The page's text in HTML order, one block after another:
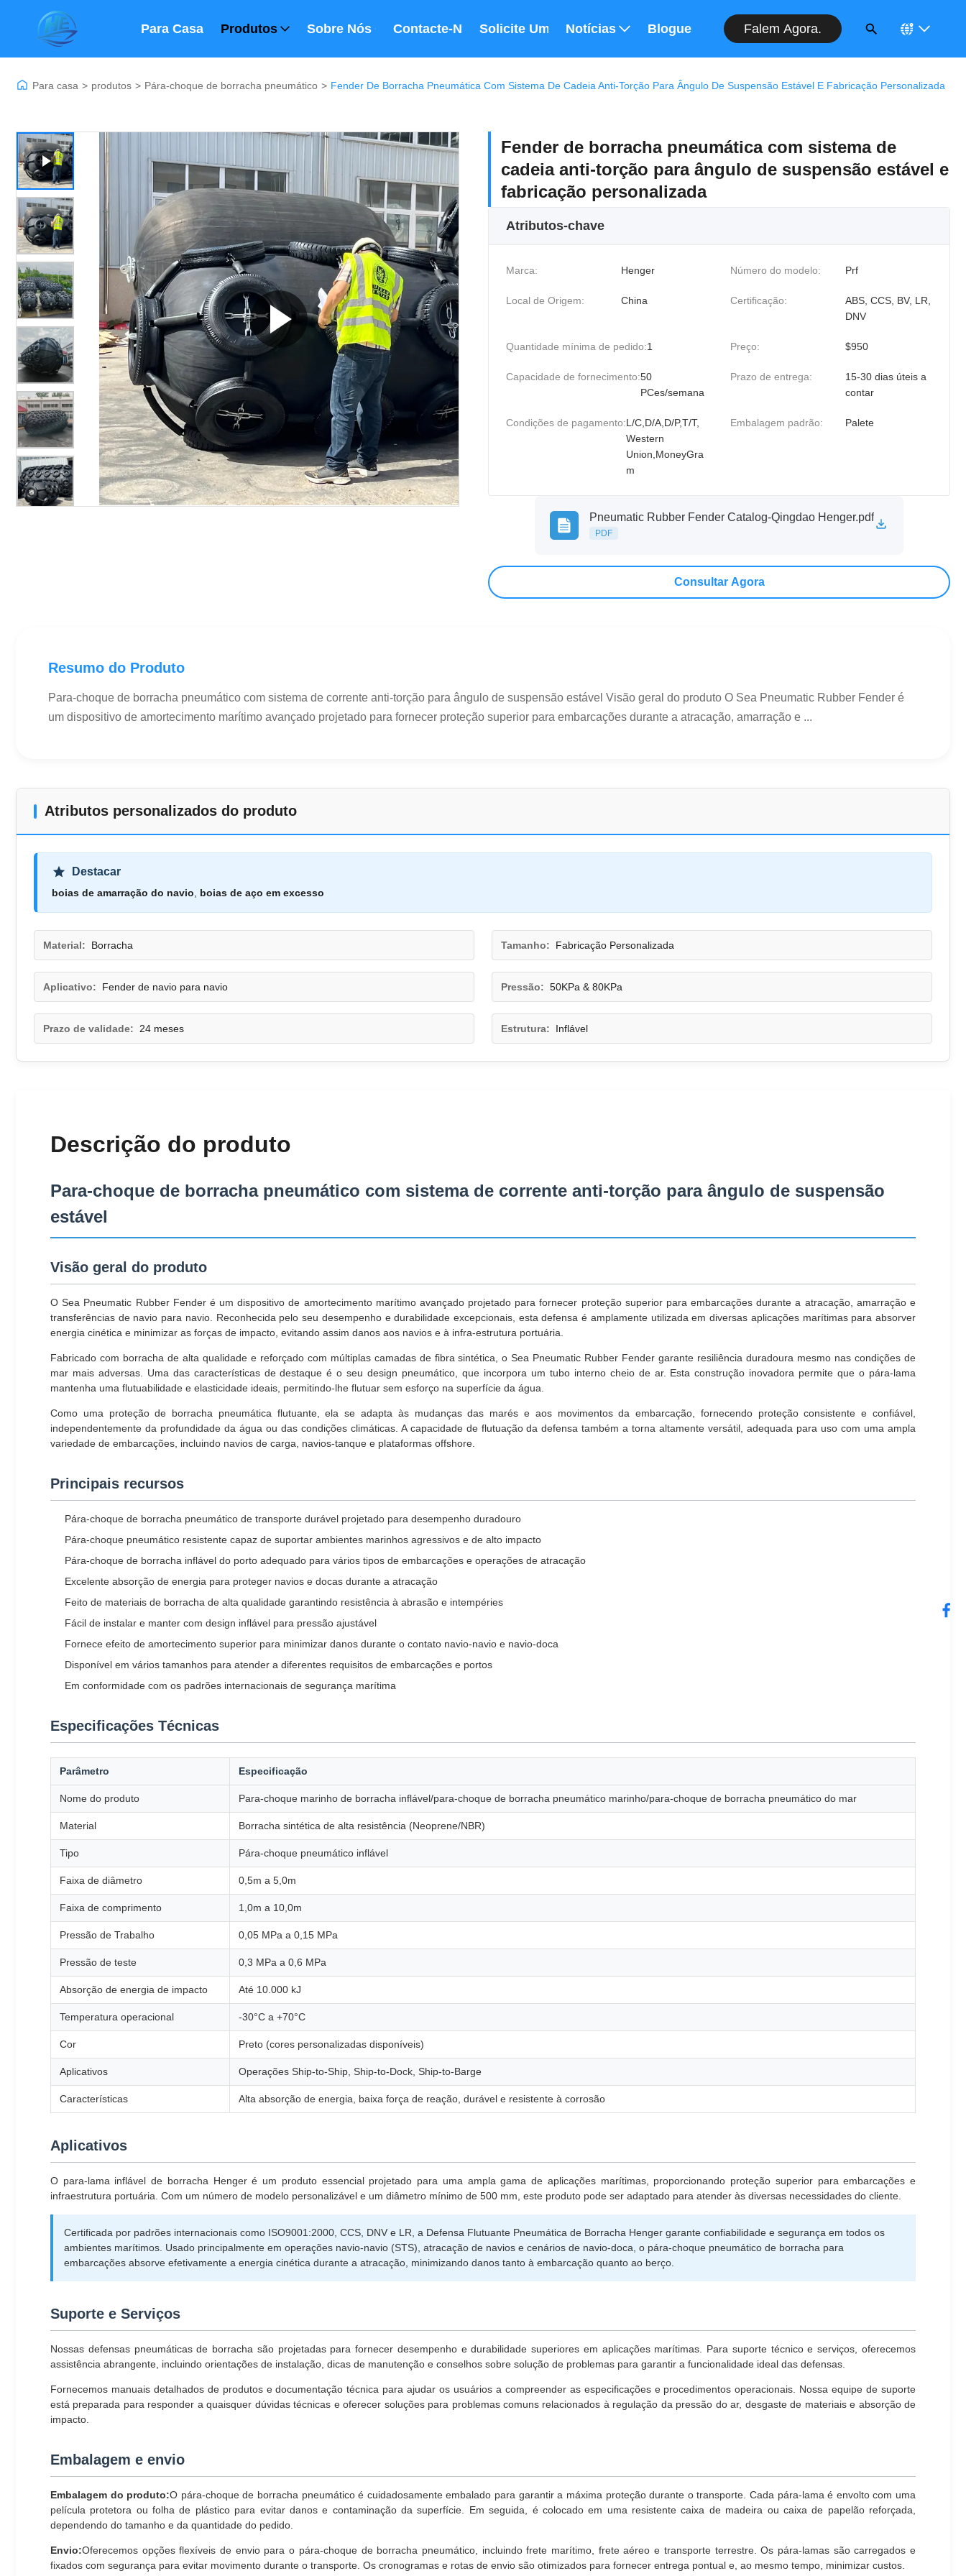
Para Casa Produtos Sobre Nós Contacte-Nos Solicite Um Orçamento
Notícias Blogue Falem Agora.
Para casa > produtos > Pára-choque de borracha pneumático > Fender De Borracha Pneumática Com Sistema De Cadeia Anti-Torção Para Ângulo De Suspensão Estável E Fabricação Personalizada
Fender de borracha pneumática com sistema de
cadeia anti-torção para ângulo de suspensão estável e
fabricação personalizada
Atributos-chave
Marca: Henger Número do modelo: Prf
Local de Origem: China Certificação:
ABS, CCS, BV, LR,
DNV
Quantidade mínima de pedido:1 Preço: $950
Capacidade de fornecimento:50
PCes/semana
Prazo de entrega:
15-30 dias úteis a
contar
Condições de pagamento:L/C,D/A,D/P,T/T,
Western
Union,MoneyGra
m
Embalagem padrão: Palete
Pneumatic Rubber Fender Catalog-Qingdao Henger.pdf
PDF
Consultar Agora
Resumo do Produto
Para-choque de borracha pneumático com sistema de corrente anti-torção para ângulo de suspensão estável Visão geral do produto O Sea Pneumatic Rubber Fender é
um dispositivo de amortecimento marítimo avançado projetado para fornecer proteção superior para embarcações durante a atracação, amarração e ...
Atributos personalizados do produto
Destacar
boias de amarração do navio boias de aço em excesso
Material: Borracha Tamanho: Fabricação Personalizada
Aplicativo: Fender de navio para navio Pressão: 50KPa & 80KPa
Prazo de validade: 24 meses Estrutura: Inflável
Descrição do produto
Para-choque de borracha pneumático com sistema de corrente anti-torção para ângulo de suspensão
estável
Visão geral do produto
O Sea Pneumatic Rubber Fender é um dispositivo de amortecimento marítimo avançado projetado para fornecer proteção superior para embarcações durante a atracação, amarração e
transferências de navio para navio. Reconhecida pelo seu desempenho e durabilidade excepcionais, esta defensa é amplamente utilizada em diversas aplicações marítimas para absorver
energia cinética e minimizar as forças de impacto, evitando assim danos aos navios e à infra-estrutura portuária.
Fabricado com borracha de alta qualidade e reforçado com múltiplas camadas de fibra sintética, o Sea Pneumatic Rubber Fender garante resiliência duradoura mesmo nas condições de
mar mais adversas. Uma das características de destaque é o seu design pneumático, que incorpora um tubo interno cheio de ar. Esta construção inovadora permite que o pára-lama
mantenha uma flutuabilidade e elasticidade ideais, permitindo-lhe flutuar sem esforço na superfície da água.
Como uma proteção de borracha pneumática flutuante, ela se adapta às mudanças das marés e aos movimentos da embarcação, fornecendo proteção consistente e confiável,
independentemente da profundidade da água ou das condições climáticas. A capacidade de flutuação da defensa também a torna altamente versátil, adequada para uso com uma ampla
variedade de embarcações, incluindo navios de carga, navios-tanque e plataformas offshore.
Principais recursos
Pára-choque de borracha pneumático de transporte durável projetado para desempenho duradouro
Pára-choque pneumático resistente capaz de suportar ambientes marinhos agressivos e de alto impacto
Pára-choque de borracha inflável do porto adequado para vários tipos de embarcações e operações de atracação
Excelente absorção de energia para proteger navios e docas durante a atracação
Feito de materiais de borracha de alta qualidade garantindo resistência à abrasão e intempéries
Fácil de instalar e manter com design inflável para pressão ajustável
Fornece efeito de amortecimento superior para minimizar danos durante o contato navio-navio e navio-doca
Disponível em vários tamanhos para atender a diferentes requisitos de embarcações e portos
Em conformidade com os padrões internacionais de segurança marítima
Especificações Técnicas
Parâmetro Especificação
Nome do produto Para-choque marinho de borracha inflável/para-choque de borracha pneumático marinho/para-choque de borracha pneumático do mar
Material Borracha sintética de alta resistência (Neoprene/NBR)
Tipo Pára-choque pneumático inflável
Faixa de diâmetro 0,5m a 5,0m
Faixa de comprimento 1,0m a 10,0m
Pressão de Trabalho 0,05 MPa a 0,15 MPa
Pressão de teste 0,3 MPa a 0,6 MPa
Absorção de energia de impacto Até 10.000 kJ
Temperatura operacional -30°C a +70°C
Cor Preto (cores personalizadas disponíveis)
Aplicativos Operações Ship-to-Ship, Ship-to-Dock, Ship-to-Barge
Características Alta absorção de energia, baixa força de reação, durável e resistente à corrosão
Aplicativos
O para-lama inflável de borracha Henger é um produto essencial projetado para uma ampla gama de aplicações marítimas, proporcionando proteção superior para embarcações e
infraestrutura portuária. Com um número de modelo personalizável e um diâmetro mínimo de 500 mm, este produto pode ser adaptado para atender às diversas necessidades do cliente.
Certificada por padrões internacionais como ISO9001:2000, CCS, DNV e LR, a Defensa Flutuante Pneumática de Borracha Henger garante confiabilidade e segurança em todos os
ambientes marítimos. Usado principalmente em operações navio-navio (STS), atracação de navios e cenários de navio-doca, o pára-choque pneumático de borracha para
embarcações absorve efetivamente a energia cinética durante a atracação, minimizando danos tanto à embarcação quanto ao berço.
Suporte e Serviços
Nossas defensas pneumáticas de borracha são projetadas para fornecer desempenho e durabilidade superiores em aplicações marítimas. Para suporte técnico e serviços, oferecemos
assistência abrangente, incluindo orientações de instalação, dicas de manutenção e conselhos sobre solução de problemas para garantir a funcionalidade ideal das defensas.
Fornecemos manuais detalhados de produtos e documentação técnica para ajudar os usuários a compreender as especificações e procedimentos operacionais. Nossa equipe de suporte
está preparada para responder a quaisquer dúvidas técnicas e oferecer soluções para problemas comuns relacionados à regulação da pressão do ar, desgaste de materiais e absorção de
impacto.
Embalagem e envio
Embalagem do produto:O pára-choque de borracha pneumático é cuidadosamente embalado para garantir a máxima proteção durante o transporte. Cada pára-lama é envolto com uma
película protetora ou folha de plástico para evitar danos e contaminação da superfície. Em seguida, é colocado em uma resistente caixa de madeira ou caixa de papelão reforçada,
dependendo do tamanho e da quantidade do pedido.
Envio:Oferecemos opções flexíveis de envio para o pára-choque de borracha pneumático, incluindo frete marítimo, frete aéreo e transporte terrestre. Os pára-lamas são carregados e
fixados com segurança para evitar movimento durante o transporte. Os cronogramas e rotas de envio são otimizados para fornecer entrega pontual e, ao mesmo tempo, minimizar custos.